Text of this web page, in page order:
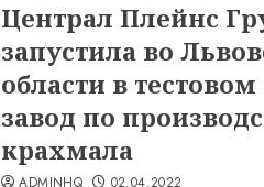
Централ Плейнс
запустила во
области в
завод по
крахмала
ADMINHQ 02.04.2022